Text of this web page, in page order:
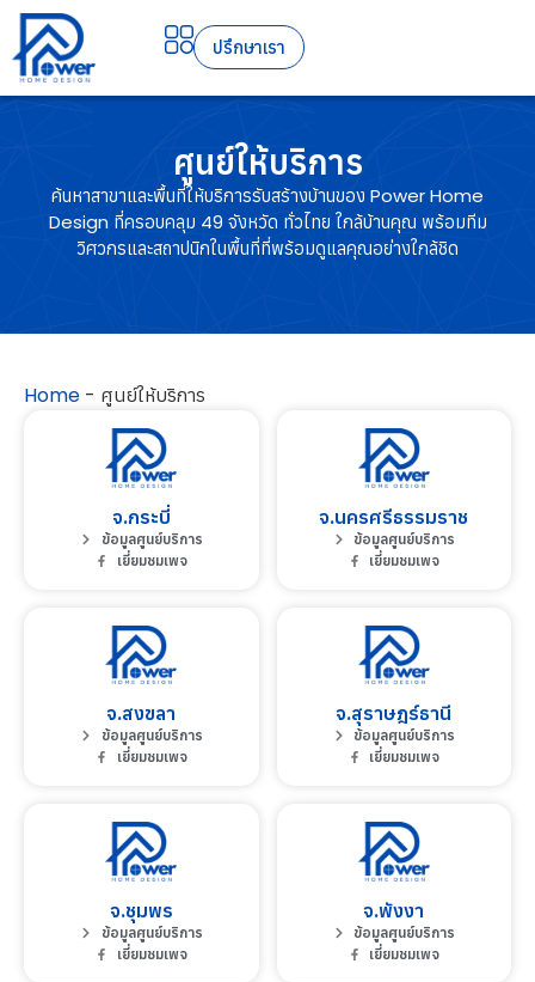
ปรึกษาเรา
ศูนย์ให้บริการ
ค้นหาสาขาและพื้นที่ให้บริการรับสร้างบ้านของ Power Home
Design ที่ครอบคลุม 49 จังหวัด ทั่วไทย ใกล้บ้านคุณ พร้อมทีม
วิศวกรและสถาปนิกในพื้นที่ที่พร้อมดูแลคุณอย่างใกล้ชิด
Home - ศูนย์ให้บริการ
จ.กระบี่
ข้อมูลศูนย์บริการ
เยี่ยมชมเพจ
จ.นครศรีธรรมราช
ข้อมูลศูนย์บริการ
เยี่ยมชมเพจ
จ.สงขลา
ข้อมูลศูนย์บริการ
เยี่ยมชมเพจ
จ.สุราษฎร์ธานี
ข้อมูลศูนย์บริการ
เยี่ยมชมเพจ
จ.ชุมพร
ข้อมูลศูนย์บริการ
เยี่ยมชมเพจ
จ.พังงา
ข้อมูลศูนย์บริการ
เยี่ยมชมเพจ